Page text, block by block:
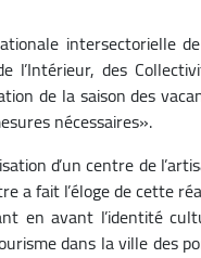
intersectorielle
des
de la saison des
nécessaires».
d’un centre de
a fait l’éloge de cette
en avant l’identité
dans la ville des